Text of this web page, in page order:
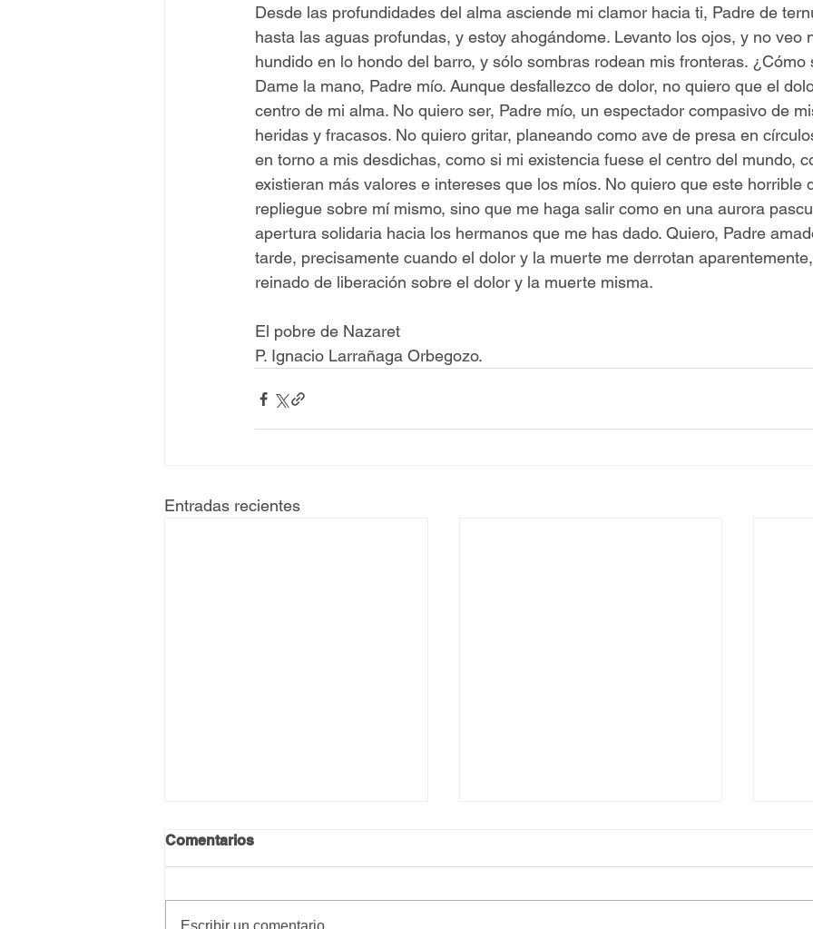
Desde las profundidades del alma asciende mi clamor hacia ti, Padre de
hasta las aguas profundas, y estoy ahogándome. Levanto los ojos, y no veo
hundido en lo hondo del barro, y sólo sombras rodean mis fronteras. ¿Cómo
Dame la mano, Padre mío. Aunque desfallezco de dolor, no quiero que el
centro de mi alma. No quiero ser, Padre mío, un espectador compasivo de
heridas y fracasos. No quiero gritar, planeando como ave de presa en
en torno a mis desdichas, como si mi existencia fuese el centro del mundo,
existieran más valores e intereses que los míos. No quiero que este horrible
repliegue sobre mí mismo, sino que me haga salir como en una aurora
apertura solidaria hacia los hermanos que me has dado. Quiero, Padre
tarde, precisamente cuando el dolor y la muerte me derrotan
reinado de liberación sobre el dolor y la muerte misma.
El pobre de Nazaret
P. Ignacio Larrañaga Orbegozo.
Entradas recientes
Comentarios